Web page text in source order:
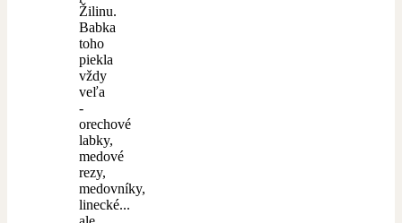
Žilinu.
Babka
toho
piekla
vždy
veľa
-
orechové
labky,
medové
rezy,
medovníky,
linecké...